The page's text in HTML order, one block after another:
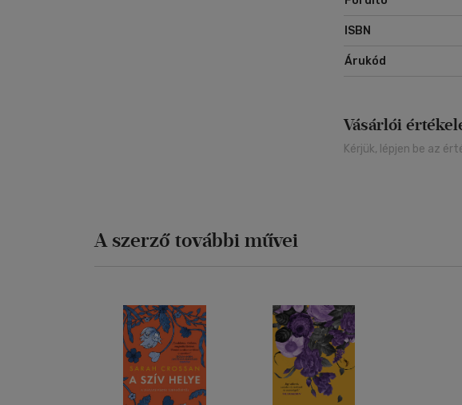
ISBN
Árukód
Vásárlói
Kérjük, lépjen be az
A szerző további művei